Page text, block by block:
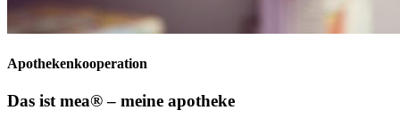
Apothekenkooperation
Das ist mea® – meine apotheke